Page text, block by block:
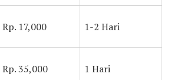
Rp. 17,000 1-2 Hari
Rp. 35,000 1 Hari